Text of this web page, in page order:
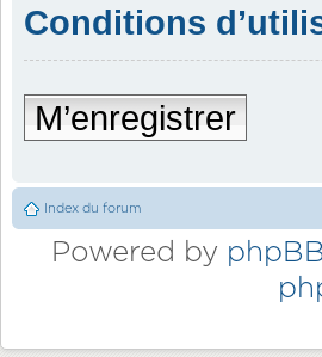
Conditions
M’enregistrer
Index du forum
Powered by phpBB